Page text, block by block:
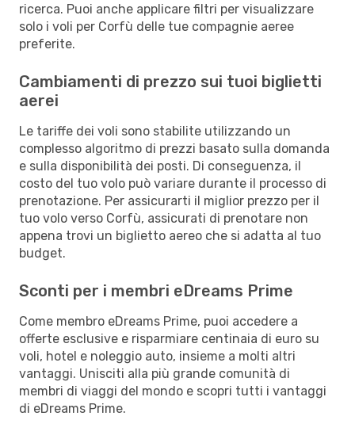
ricerca. Puoi anche applicare filtri per visualizzare
solo i voli per Corfù delle tue compagnie aeree
preferite.
Cambiamenti di prezzo sui tuoi biglietti
aerei
Le tariffe dei voli sono stabilite utilizzando un
complesso algoritmo di prezzi basato sulla domanda
e sulla disponibilità dei posti. Di conseguenza, il
costo del tuo volo può variare durante il processo di
prenotazione. Per assicurarti il miglior prezzo per il
tuo volo verso Corfù, assicurati di prenotare non
appena trovi un biglietto aereo che si adatta al tuo
budget.
Sconti per i membri eDreams Prime
Come membro eDreams Prime, puoi accedere a
offerte esclusive e risparmiare centinaia di euro su
voli, hotel e noleggio auto, insieme a molti altri
vantaggi. Unisciti alla più grande comunità di
membri di viaggi del mondo e scopri tutti i vantaggi
di eDreams Prime.